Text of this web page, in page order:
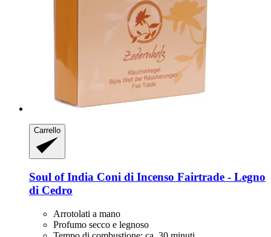
Carrello
Soul of India Coni di Incenso Fairtrade -​ Legno
di Cedro
Arrotolati a mano
Profumo secco e legnoso